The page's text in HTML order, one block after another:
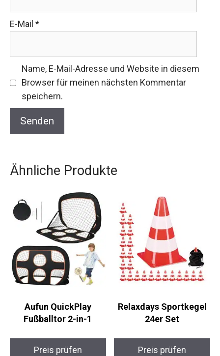
E-Mail *
Name, E-Mail-Adresse und Website in diesem
Browser für meinen nächsten Kommentar
speichern.
Ähnliche Produkte
Aufun QuickPlay
Fußballtor 2-in-1
Preis prüfen
Relaxdays Sportkegel
24er Set
Preis prüfen